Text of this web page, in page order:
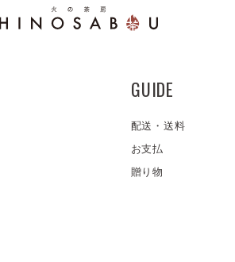
GUIDE
配送・送料
お支払
贈り物